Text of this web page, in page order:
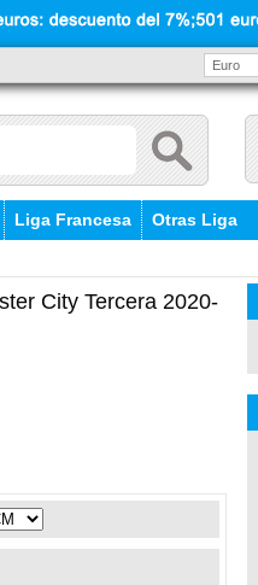
Liga Francesa Otras Liga
City Tercera 2020-